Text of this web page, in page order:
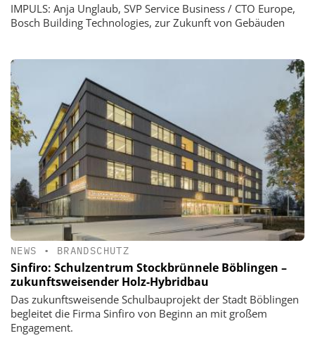
IMPULS: Anja Unglaub, SVP Service Business / CTO Europe,
Bosch Building Technologies, zur Zukunft von Gebäuden
NEWS • BRANDSCHUTZ
Sinfiro: Schulzentrum Stockbrünnele Böblingen –
zukunftsweisender Holz-Hybridbau
Das zukunftsweisende Schulbauprojekt der Stadt Böblingen
begleitet die Firma Sinfiro von Beginn an mit großem
Engagement.